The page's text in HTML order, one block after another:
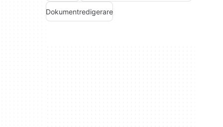
Dokumentredigerare